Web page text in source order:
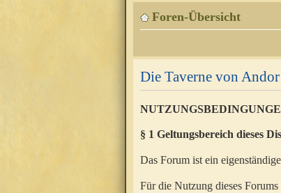
Foren-Übersicht
Die Taverne von
§ 1 Geltungsbereich dieses
Das Forum ist ein
Für die Nutzung dieses